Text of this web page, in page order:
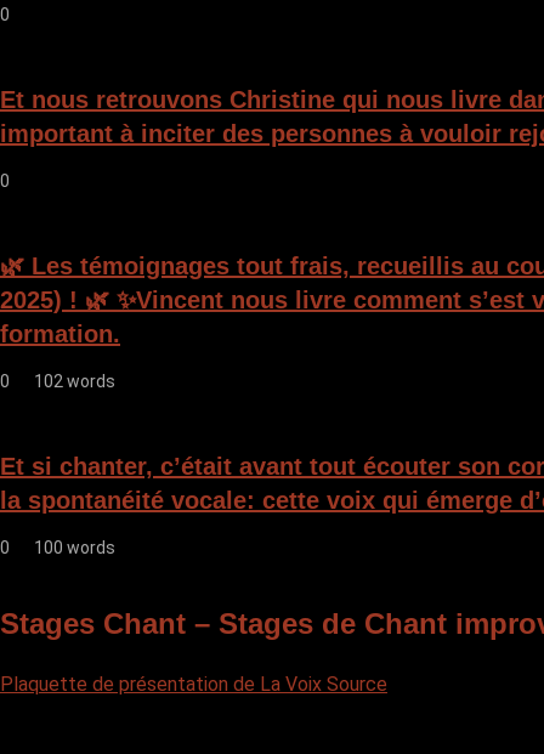
0
Et nous retrouvons Christine qui nous livre
important à inciter des personnes à vouloir
0
🌿 Les témoignages tout frais, recueillis au
2025) ! 🌿 ✨Vincent nous livre comment
formation.
0 102 words
Et si chanter, c’était avant tout écouter son
la spontanéité vocale: cette voix qui émerge
0 100 words
Stages Chant – Stages de Chant
Plaquette de présentation de La Voix Source